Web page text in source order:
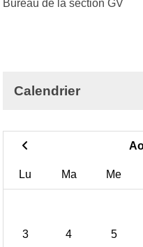
Bureau de la section GV
Calendrier
Lu Ma Me
3 4 5